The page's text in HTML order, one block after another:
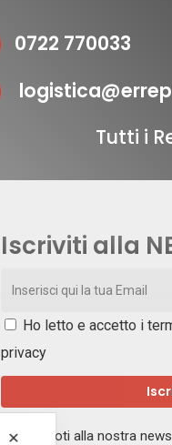
0722 770033
Tutti i
Iscriviti alla
Ho letto e accetto i
privacy
Iscrivendoti alla nostra
✕